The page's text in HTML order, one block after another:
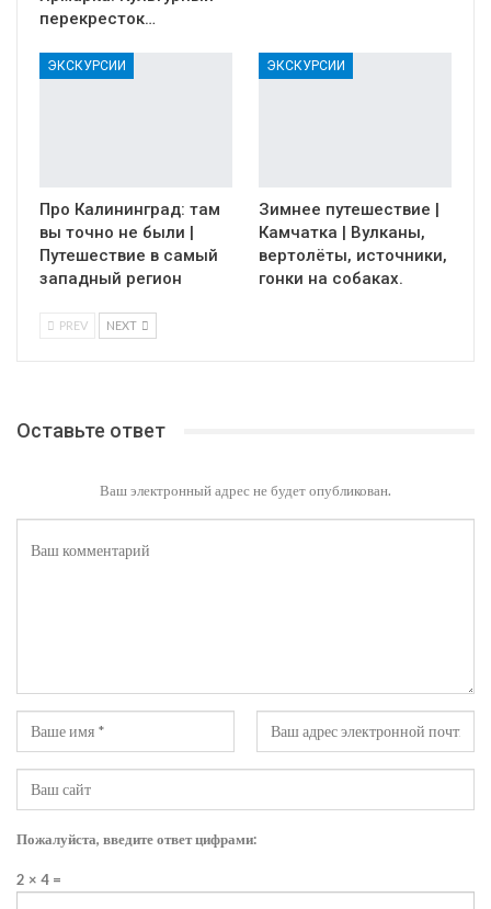
перекресток…
ЭКСКУРСИИ
Про Калининград: там
вы точно не были |
Путешествие в самый
западный регион
ЭКСКУРСИИ
Зимнее путешествие |
Камчатка | Вулканы,
вертолёты, источники,
гонки на собаках.
PREV NEXT
Оставьте ответ
Ваш электронный адрес не будет опубликован.
Пожалуйста, введите ответ цифрами:
2 × 4 =